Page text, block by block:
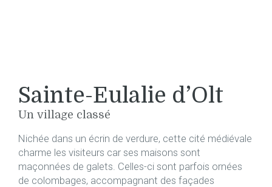
Sainte-Eulalie d’Olt
Un village classé
Nichée dans un écrin de verdure, cette cité médiévale
charme les visiteurs car ses maisons sont
maçonnées de galets. Celles-ci sont parfois ornées
de colombages, accompagnant des façades